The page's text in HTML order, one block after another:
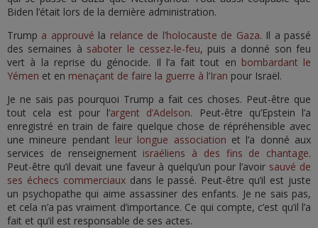
Biden l’était lors de la dernière administration.
Trump a approuvé la relance de l’holocauste de Gaza. Il a passé
des semaines à saboter le cessez-le-feu, puis a donné son feu
vert à la reprise du génocide. Il l’a fait tout en bombardant le
Yémen et en menaçant de faire la guerre à l’Iran pour Israël.
Je ne sais pas pourquoi Trump a fait ces choses. Peut-être que
tout cela est pour l’argent d’Adelson. Peut-être qu’Epstein l’a
enregistré en train de faire quelque chose de répréhensible avec
une mineure pendant leur longue association et l’a donné aux
services de renseignement israéliens à des fins de chantage.
Peut-être qu’il devait une faveur à quelqu’un pour l’avoir sauvé de
ses échecs commerciauxdans le passé. Peut-être qu’il est juste
un psychopathe qui aime assassiner des enfants. Je ne sais pas,
et cela n’a pas vraiment d’importance. Ce qui compte, c’est qu’il l’a
fait et qu’il est responsable de ses actes.